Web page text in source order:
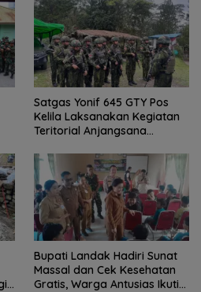
Satgas Yonif 645 GTY Pos
Kelila Laksanakan Kegiatan
Teritorial Anjangsana
Lurah
Bupati Landak Hadiri Sunat
Massal dan Cek Kesehatan
Gratis, Warga Antusias Ikuti